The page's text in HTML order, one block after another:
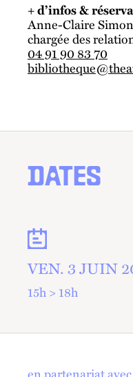
+ d’infos &
Anne-Claire Simon
chargée des
04 91 90 83 70
DATES
Dates
VEN. 3 JUIN
15h > 18h